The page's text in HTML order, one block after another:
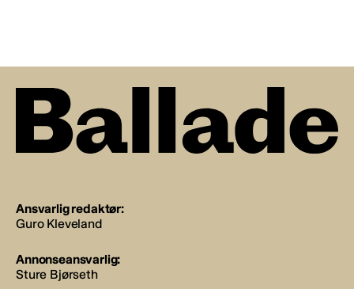
Ansvarlig redaktør:
Guro Kleveland
Annonseansvarlig:
Sture Bjørseth